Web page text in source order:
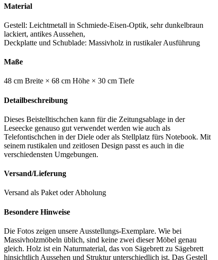
Material
Gestell: Leichtmetall in Schmiede-Eisen-Optik, sehr dunkelbraun
lackiert, antikes Aussehen,
Deckplatte und Schublade: Massivholz in rustikaler Ausführung
Maße
48 cm Breite × 68 cm Höhe × 30 cm Tiefe
Detailbeschreibung
Dieses Beistelltischchen kann für die Zeitungsablage in der
Leseecke genauso gut verwendet werden wie auch als
Telefontischchen in der Diele oder als Stellplatz fürs Notebook. Mit
seinem rustikalen und zeitlosen Design passt es auch in die
verschiedensten Umgebungen.
Versand/Lieferung
Versand als Paket oder Abholung
Besondere Hinweise
Die Fotos zeigen unsere Ausstellungs-Exemplare. Wie bei
Massivholzmöbeln üblich, sind keine zwei dieser Möbel genau
gleich. Holz ist ein Naturmaterial, das von Sägebrett zu Sägebrett
hinsichtlich Aussehen und Struktur unterschiedlich ist. Das Gestell